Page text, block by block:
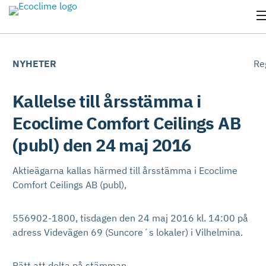
NYHETER
Kallelse till årsstämma i
Ecoclime Comfort Ceilings AB
(publ) den 24 maj 2016
Aktieägarna kallas härmed till årsstämma i Ecoclime
Comfort Ceilings AB (publ),
556902-1800, tisdagen den 24 maj 2016 kl. 14:00 på
adress Videvägen 69 (Suncore´s lokaler) i Vilhelmina.